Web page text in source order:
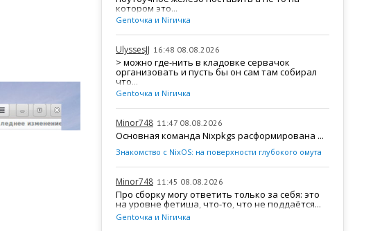
котором это...
Gentочка и Nirичка
UlyssesJJ 16:48 08.08.2026
> можно где-нить в кладовке сервачок
организовать и пусть бы он сам там собирал
что...
Gentочка и Nirичка
Minor748 11:47 08.08.2026
Основная команда Nixpkgs расформирована ...
Знакомство с NixOS: на поверхности глубокого омута
Minor748 11:45 08.08.2026
Про сборку могу ответить только за себя: это
на уровне фетиша, что-то, что не поддаётся...
Gentочка и Nirичка